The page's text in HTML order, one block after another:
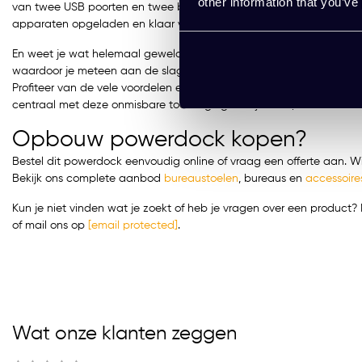
van twee USB poorten en twee betrouwbare voedingen met
apparaten opgeladen en klaar voor gebruik te houden.
En weet je wat helemaal geweldig is? Deze Opbouw Powerdock
waardoor je meteen aan de slag kunt. Met de Opbouw
Profiteer van de vele voordelen en zorg dat je nooit meer zonder
centraal met deze onmisbare toevoeging aan je werkplek.
Opbouw powerdock kopen?
Bestel dit powerdock eenvoudig online of vraag een offerte aan.
Bekijk ons complete aanbod bureaustoelen bureaus en
Kun je niet vinden wat je zoekt of heb je vragen over een
of mail ons op [email protected] .
Wat onze klanten zeggen